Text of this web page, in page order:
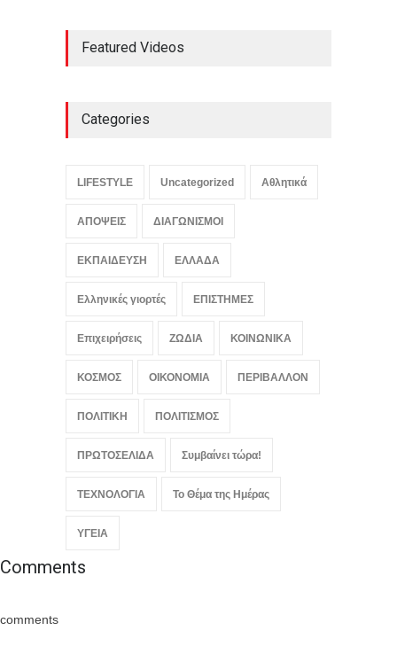
Featured Videos
Categories
LIFESTYLE Uncategorized Αθλητικά
ΑΠΟΨΕΙΣ ΔΙΑΓΩΝΙΣΜΟΙ
ΕΚΠΑΙΔΕΥΣΗ ΕΛΛΑΔΑ
Ελληνικές γιορτές ΕΠΙΣΤΗΜΕΣ
Επιχειρήσεις ΖΩΔΙΑ ΚΟΙΝΩΝΙΚΑ
ΚΟΣΜΟΣ ΟΙΚΟΝΟΜΙΑ ΠΕΡΙΒΑΛΛΟΝ
ΠΟΛΙΤΙΚΗ ΠΟΛΙΤΙΣΜΟΣ
ΠΡΩΤΟΣΕΛΙΔΑ Συμβαίνει τώρα!
ΤΕΧΝΟΛΟΓΙΑ Το Θέμα της Ημέρας
ΥΓΕΙΑ
Comments
comments